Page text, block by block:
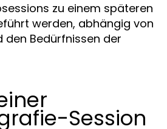
zu einem späteren
werden, abhängig von
den Bedürfnissen der
Session